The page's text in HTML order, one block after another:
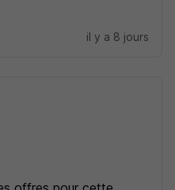
il y a 8 jours